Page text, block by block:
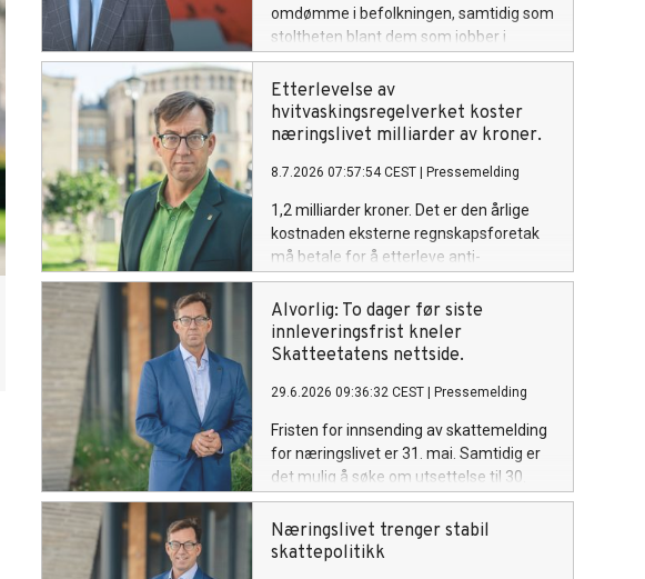
omdømme i befolkningen, samtidig som
stoltheten blant dem som jobber i
bransjen øker. Det viser en ny
undersøkelse gjennomført av Apeland
på vegne av Regnskap Norge.
Etterlevelse av
hvitvaskingsregelverket koster
næringslivet milliarder av kroner.
8.7.2026 07:57:54 CEST Pressemelding
1,2 milliarder kroner. Det er den årlige
kostnaden eksterne regnskapsforetak
må betale for å etterleve anti-
hvitvaskingsregelverket. Det anslår en
fersk masteravhandling. Omfanget av
regelverket er blitt så krevende at det er
på overtid å se på forenklingsmuligheter,
administrerende direktør i Regnskap
Norge.
Alvorlig: To dager før siste
innleveringsfrist kneler
Skatteetatens nettside.
29.6.2026 09:36:32 CEST Pressemelding
Fristen for innsending av skattemelding
for næringslivet er 31. mai. Samtidig er
det mulig å søke om utsettelse til 30.
juni. Problemet nå er imidlertid at
Skatteetatens nettside er nede med en
rekke tjenester ute av drift – knapt to
Næringslivet trenger stabil
skattepolitikk